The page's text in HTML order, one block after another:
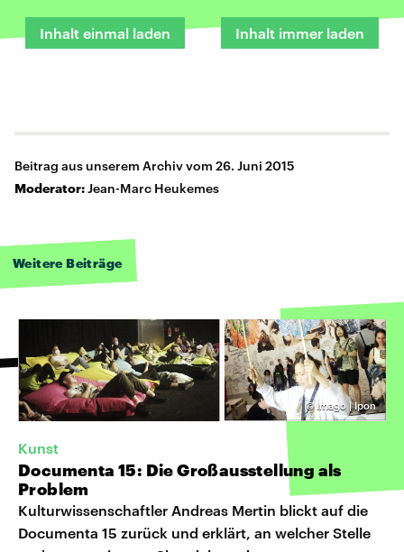
Inhalt einmal laden Inhalt immer laden
Beitrag aus unserem Archiv vom 26. Juni 2015
Moderator:Jean-Marc Heukemes
Weitere Beiträge
©Imago | Ipon
Kunst
Documenta 15: Die Großausstellung als
Problem
Kulturwissenschaftler Andreas Mertin blickt auf die
Documenta 15 zurück und erklärt, an welcher Stelle